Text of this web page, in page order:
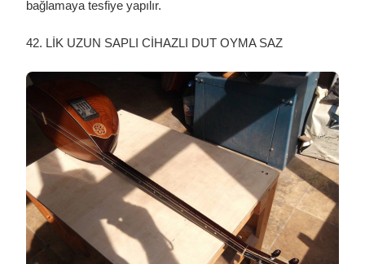
bağlamaya tesfiye yapılır.
42. LİK UZUN SAPLI CİHAZLI DUT OYMA SAZ